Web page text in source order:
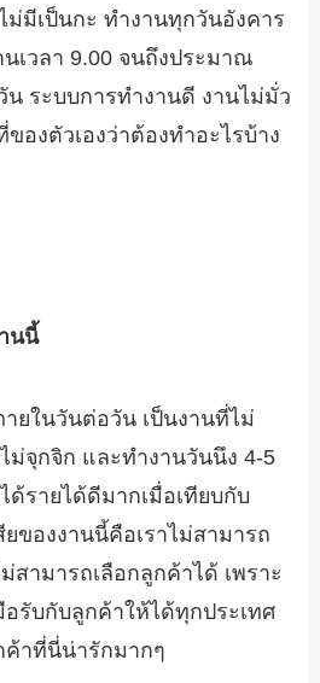
มีเป็นกะ ทำงานทุกวันอังคาร
เวลา 9.00 จนถึงประมาณ
น ระบบการทำงานดี งานไม่มั่ว
องตัวเองว่าต้องทำอะไรบ้าง
นนี้
ยในวันต่อวัน เป็นงานที่ไม่
ม่จุกจิก และทำงานวันนึง 4-5
รายได้ดีมากเมื่อเทียบกับ
ยของงานนี้คือเราไม่สามารถ
สามารถเลือกลูกค้าได้ เพราะ
อรับกับลูกค้าให้ได้ทุกประเทศ
าที่นี่น่ารักมากๆ